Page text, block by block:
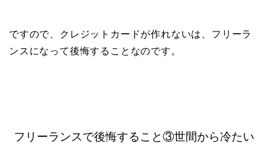
ですので、クレジットカードが作れないは、フリーラ
ンスになって後悔することなのです。
フリーランスで後悔すること③世間から冷たい